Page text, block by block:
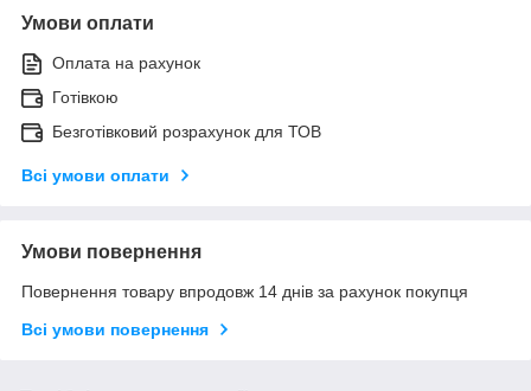
Умови оплати
Оплата на рахунок
Готівкою
Безготівковий розрахунок для ТОВ
Всі умови оплати
Умови повернення
Повернення товару впродовж 14 днів за рахунок покупця
Всі умови повернення